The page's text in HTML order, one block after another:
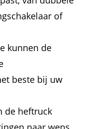
of
kunnen de
beste bij uw
de heftruck